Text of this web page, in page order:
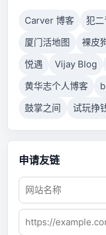
Carver 博客 犯
厦门活地图
裸皮
悦遇
Vijay Blog
黄华志个人博客
鼓掌之间
试玩挣
申请友链